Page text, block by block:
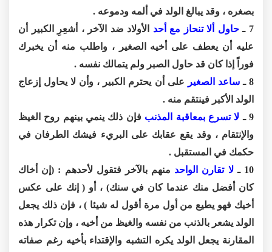
بصغره ، وقد يبالغ الولد في ألمه ودموعه .
7 ـ
حاول ألا تنحاز مع أحد الأولاد ضد الآخر ، أشعِرِ الكبير أن
عليه أن يعطف على أخيه الصغير ، واطلب منه أن يخبرك
فوراً إذا كان قد حاول الصبر ولم يتمالك نفسه .
8 ـ
ساعد الصغير
على أن يحترم الكبير ، وأن لا يحاول إزعاج
الولد الأكبر فينتقم منه .
9 ـ
لا تسرع بمعاقبة المذنب فإن ذلك ينمي بينهم روح الغيظ
والإنتقام ، وقد يقع عقابك على البريء فيشك الطرفان في
حكمك في المستقبل .
10 ـ
لا تقارن الواحد منهم بالآخر فتقول لأحدهم : (إن أخاك
كان أفضل منك عندما كان في سنك) ، أو ( إنك على عكس
أخيك فهو يطيع من أول مرة أقول له شيئا ) ، فإن ذلك يجعل
الولد يشعر بالذنب من نفسه والغيظ من أخيه ، وإن تكرار هذه
المقارنة يجعل الولد يكره التشبه والإقتداء بأخيه رغم صفاته